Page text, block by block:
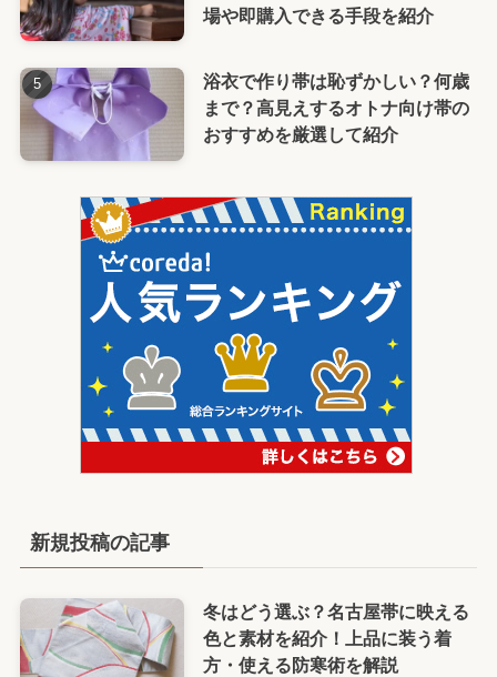
場や即購入できる手段を紹介
浴衣で作り帯は恥ずかしい？何歳
まで？高見えするオトナ向け帯の
おすすめを厳選して紹介
新規投稿の記事
冬はどう選ぶ？名古屋帯に映える
色と素材を紹介！上品に装う着
方・使える防寒術を解説